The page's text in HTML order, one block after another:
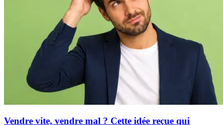
Vendre vite, vendre mal ? Cette idée reçue qui